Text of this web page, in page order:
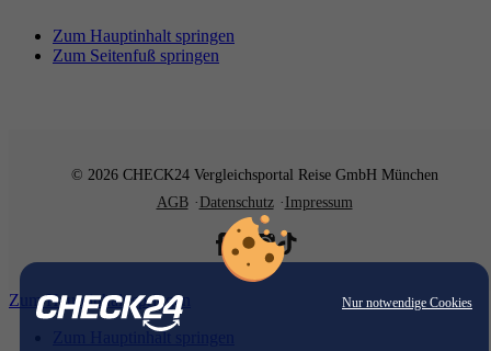
Nur notwendige Cookies
Zum Hauptinhalt springen
Zum Seitenfuß springen
© 2026 CHECK24 Vergleichsportal Reise GmbH München
AGB
Datenschutz Impressum
Zum Hauptinhalt springen
Zum Hauptinhalt springen